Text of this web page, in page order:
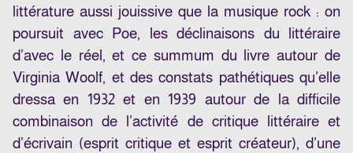
littérature aussi jouissive que la musique rock : on
poursuit avec Poe, les déclinaisons du littéraire
d’avec le réel, et ce summum du livre autour de
Virginia Woolf, et des constats pathétiques qu’elle
dressa en 1932 et en 1939 autour de la difficile
combinaison de l’activité de critique littéraire et
d’écrivain (esprit critique et esprit créateur), d’une